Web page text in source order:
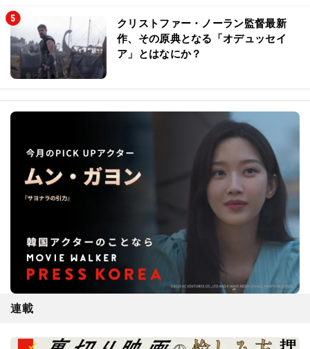
クリストファー・ノーラン監督最新
作、その原典となる「オデュッセイ
ア」とはなにか？
連載